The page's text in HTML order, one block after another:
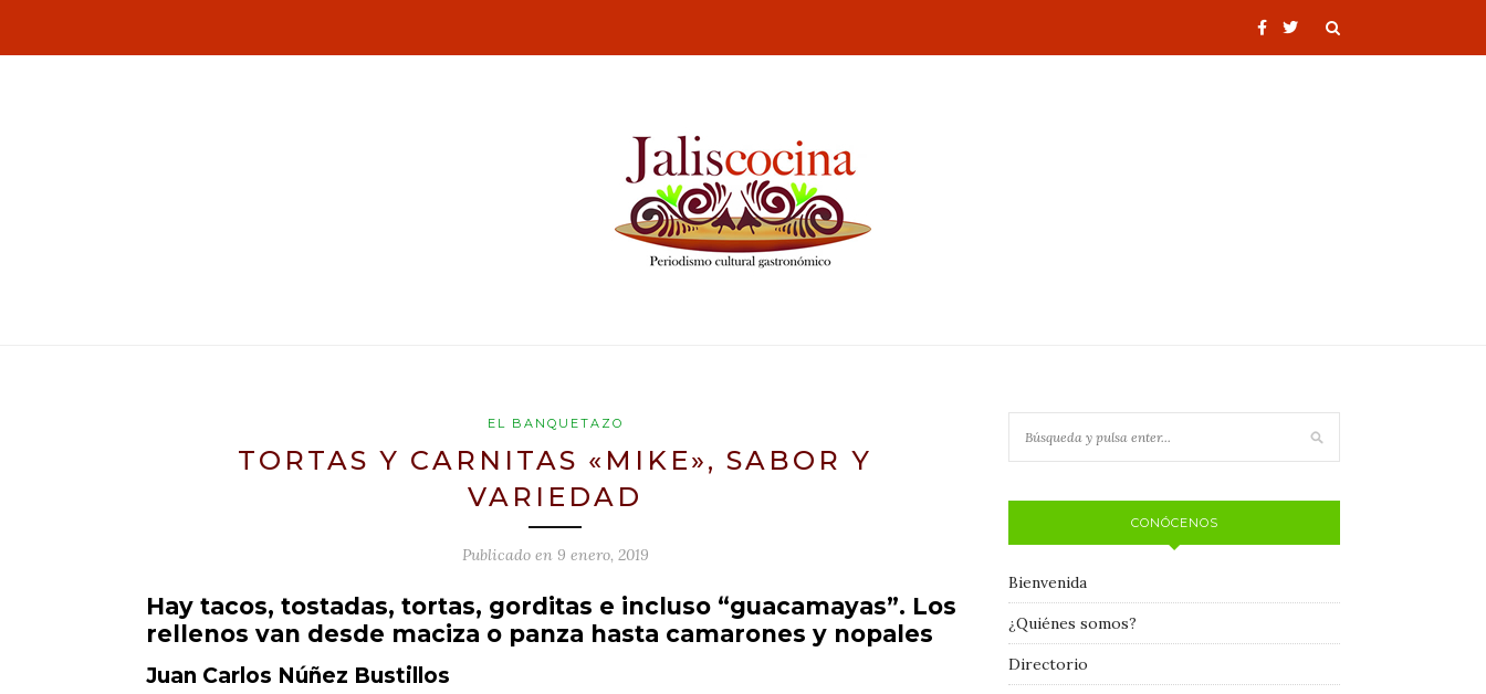
EL BANQUETAZO
TORTAS Y CARNITAS «MIKE», SABOR Y
VARIEDAD
Publicado en 9 enero, 2019
Hay tacos, tostadas, tortas, gorditas e incluso “guacamayas”. Los
rellenos van desde maciza o panza hasta camarones y nopales
Juan Carlos Núñez Bustillos
CONÓCENOS
Bienvenida
¿Quiénes somos?
Directorio